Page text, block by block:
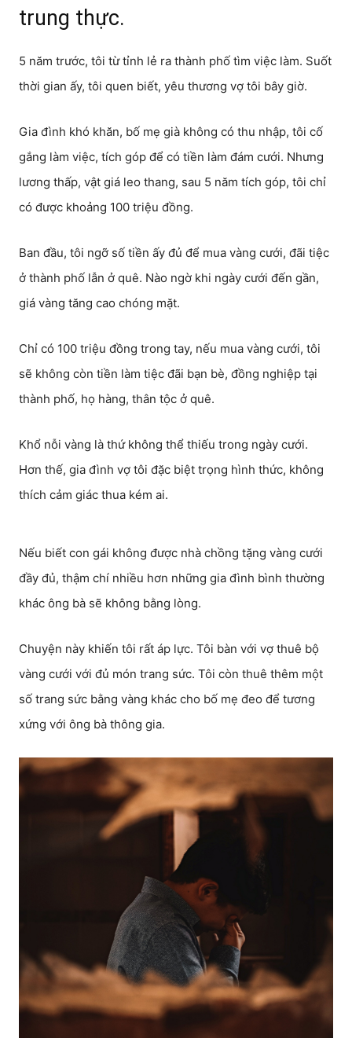
trung thực.
5 năm trước, tôi từ tỉnh lẻ ra thành phố tìm việc làm. Suốt
thời gian ấy, tôi quen biết, yêu thương vợ tôi bây giờ.
Gia đình khó khăn, bố mẹ già không có thu nhập, tôi cố
gắng làm việc, tích góp để có tiền làm đám cưới. Nhưng
lương thấp, vật giá leo thang, sau 5 năm tích góp, tôi chỉ
có được khoảng 100 triệu đồng.
Ban đầu, tôi ngỡ số tiền ấy đủ để mua vàng cưới, đãi tiệc
ở thành phố lẫn ở quê. Nào ngờ khi ngày cưới đến gần,
giá vàng tăng cao chóng mặt.
Chỉ có 100 triệu đồng trong tay, nếu mua vàng cưới, tôi
sẽ không còn tiền làm tiệc đãi bạn bè, đồng nghiệp tại
thành phố, họ hàng, thân tộc ở quê.
Khổ nỗi vàng là thứ không thể thiếu trong ngày cưới.
Hơn thế, gia đình vợ tôi đặc biệt trọng hình thức, không
thích cảm giác thua kém ai.
Nếu biết con gái không được nhà chồng tặng vàng cưới
đầy đủ, thậm chí nhiều hơn những gia đình bình thường
khác ông bà sẽ không bằng lòng.
Chuyện này khiến tôi rất áp lực. Tôi bàn với vợ thuê bộ
vàng cưới với đủ món trang sức. Tôi còn thuê thêm một
số trang sức bằng vàng khác cho bố mẹ đeo để tương
xứng với ông bà thông gia.